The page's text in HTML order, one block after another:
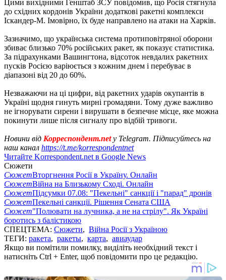
Цими вихідними Генштаб ЗСУ повідомив, що Росія стягнула
до східних кордонів України додаткові ракетні комплекси
Іскандер-М. Імовірно, їх буде направлено на атаки на Харків.
Зазначимо, що українська система протиповітряної оборони
збиває близько 70% російських ракет, як показує статистика.
За підрахунками Вашингтона, відсоток невдалих ракетних
пусків Росією варіюється з кожним днем ​​і перебуває в
діапазоні від 20 до 60%.
Незважаючи на ці цифри, від ракетних ударів окупантів в
Україні щодня гинуть мирні громадяни. Тому дуже важливо
не ігнорувати сирени і вирушати в безпечне місце, яке можна
покинути лише після сигналу про відбій тривоги.
Новини від Корреспондент.netу Telegram. Підписуйтесь на
наш канал https://t.me/korrespondentnet
Читайте Korrespondent.net в Google News
Сюжети
СюжетВторгнення Росії в Україну. Онлайн
СюжетВійна на Близькому Сході. Онлайн
СюжетПідсумки 07.08: "Пекельні" санкції і "парад" дронів
СюжетПекельні санкції. Рішення Сената США
Сюжет"Полювати на лучника, а не на стрілу". Як Україні
боротись з балістикою
СПЕЦТЕМА: Сюжети, Війна Росії з Україною
ТЕГИ: ракета, ракеты, карта, авиаудар
Якщо ви помітили помилку, виділіть необхідний текст і
натисніть Ctrl + Enter, щоб повідомити про це редакцію.